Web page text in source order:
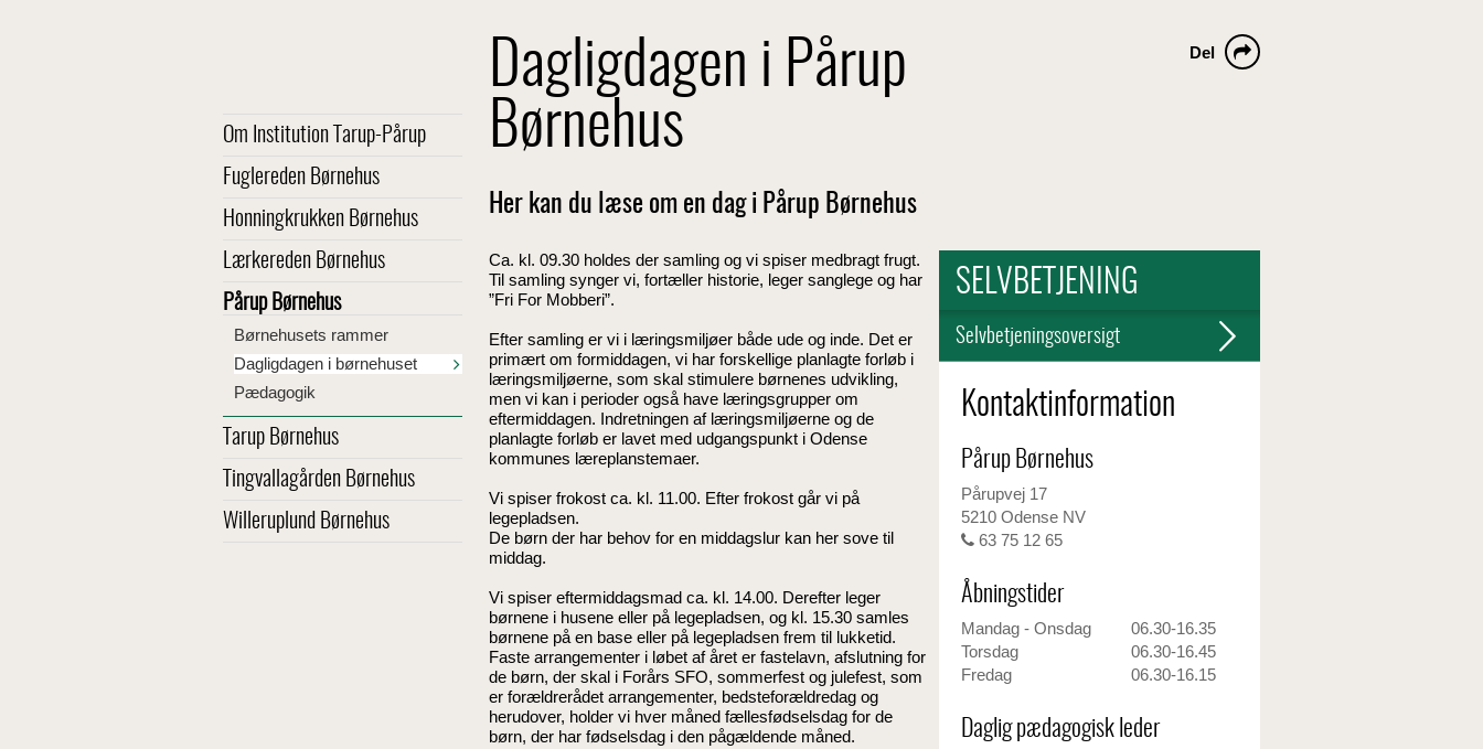
Om Institution Tarup-Pårup
Fuglereden Børnehus
Honningkrukken Børnehus
Lærkereden Børnehus
Pårup Børnehus
Børnehusets rammer
Dagligdagen i børnehuset
Pædagogik
Tarup Børnehus
Tingvallagården Børnehus
Willeruplund Børnehus
Dagligdagen i Pårup
Børnehus
Del
Her kan du læse om en dag i Pårup Børnehus
SELVBETJENING
Selvbetjeningsoversigt
Kontaktinformation
Pårup Børnehus
Pårupvej 17
5210 Odense NV
63 75 12 65
Åbningstider
Mandag - Onsdag
06.30-16.35
Torsdag
06.30-16.45
Fredag
06.30-16.15
Daglig pædagogisk leder
Ca. kl. 09.30 holdes der samling og vi spiser medbragt frugt.
Til samling synger vi, fortæller historie, leger sanglege og har
”Fri For Mobberi”.
Efter samling er vi i læringsmiljøer både ude og inde. Det er
primært om formiddagen, vi har forskellige planlagte forløb i
læringsmiljøerne, som skal stimulere børnenes udvikling,
men vi kan i perioder også have læringsgrupper om
eftermiddagen. Indretningen af læringsmiljøerne og de
planlagte forløb er lavet med udgangspunkt i Odense
kommunes læreplanstemaer.
Vi spiser frokost ca. kl. 11.00. Efter frokost går vi på
legepladsen.
De børn der har behov for en middagslur kan her sove til
middag.
Vi spiser eftermiddagsmad ca. kl. 14.00. Derefter leger
børnene i husene eller på legepladsen, og kl. 15.30 samles
børnene på en base eller på legepladsen frem til lukketid.
Faste arrangementer i løbet af året er fastelavn, afslutning for
de børn, der skal i Forårs SFO, sommerfest og julefest, som
er forældrerådet arrangementer, bedsteforældredag og
herudover, holder vi hver måned fællesfødselsdag for de
børn, der har fødselsdag i den pågældende måned.